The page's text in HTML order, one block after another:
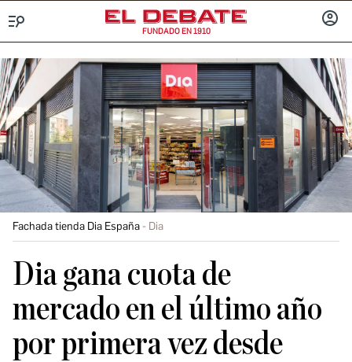
FUNDADO EN 1910
Fachada tienda Dia España Dia
Dia gana cuota de
mercado en el último año
por primera vez desde